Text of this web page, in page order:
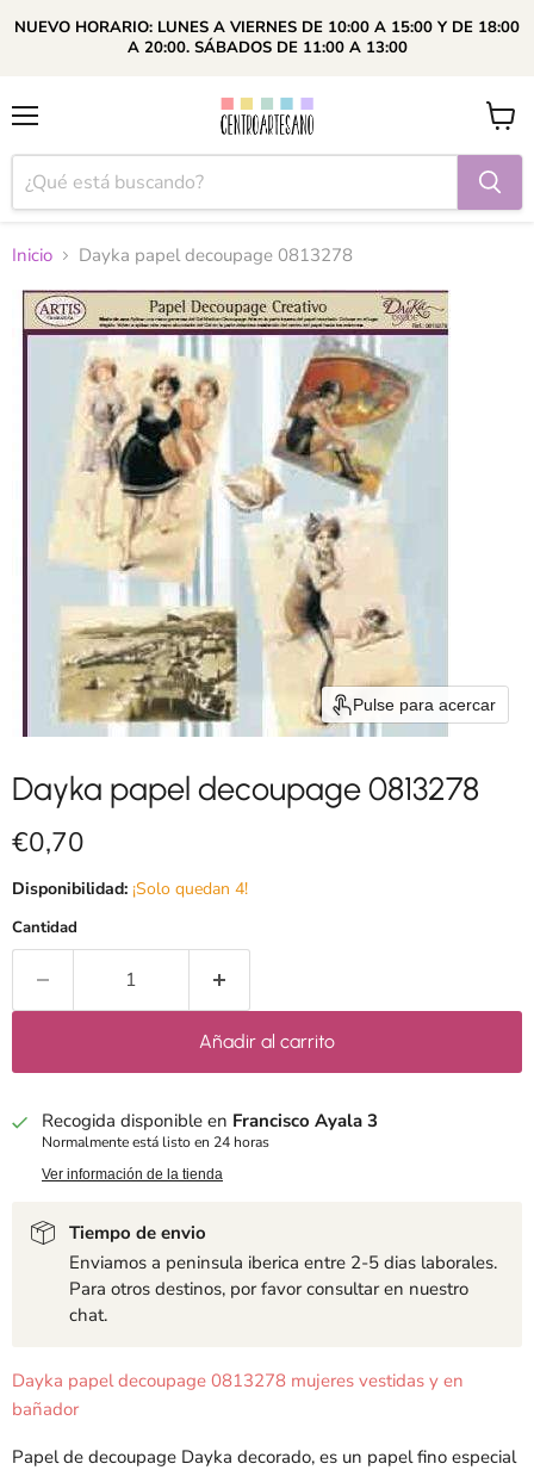
NUEVO HORARIO: LUNES A VIERNES DE 10:00 A 15:00 Y DE 18:00
A 20:00. SÁBADOS DE 11:00 A 13:00
Ver
carrito
Inicio Dayka papel decoupage 0813278
Pulse para acercar
Dayka papel decoupage 0813278
Precio actual
€0,70
Disponibilidad: ¡Solo quedan 4!
Cantidad
Añadir al carrito
Recogida disponible en Francisco Ayala 3
Normalmente está listo en 24 horas
Ver información de la tienda
Tiempo de envio
Enviamos a peninsula iberica entre 2-5 dias laborales.
Para otros destinos, por favor consultar en nuestro
chat.
Dayka papel decoupage 0813278 mujeres vestidas y en
bañador
Papel de decoupage Dayka decorado, es un papel fino especial